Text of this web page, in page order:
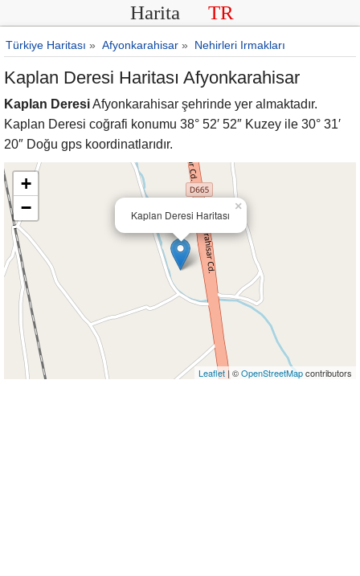
Harita TR
Türkiye Haritası » Afyonkarahisar » Nehirleri Irmakları
Kaplan Deresi Haritası Afyonkarahisar
Kaplan DeresiAfyonkarahisar şehrinde yer almaktadır.
Kaplan Deresi coğrafi konumu 38° 52′ 52″ Kuzey ile 30° 31′
20″ Doğu gps koordinatlarıdır.
Kaplan Deresi Haritası
×
+
−
Leaflet | ©OpenStreetMapcontributors